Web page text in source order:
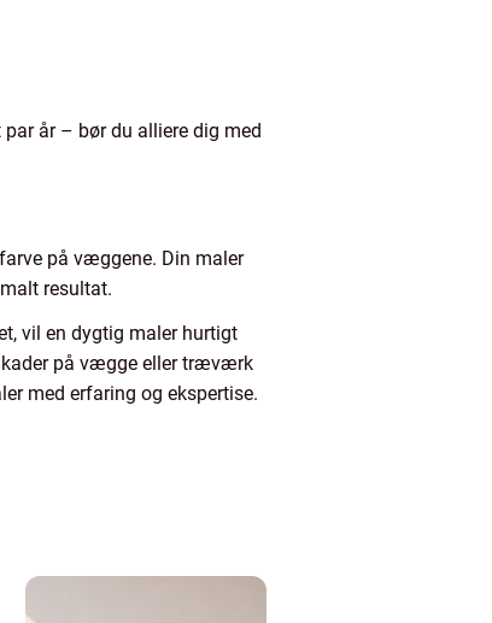
år – bør du alliere dig med
på væggene. Din maler
resultat.
vil en dygtig maler hurtigt
på vægge eller træværk
med erfaring og ekspertise.